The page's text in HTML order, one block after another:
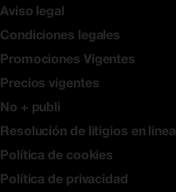
Aviso legal
Condiciones legales
Promociones Vigentes
Precios vigentes
No + publi
Resolución de litigios en línea
Política de cookies
Política de privacidad